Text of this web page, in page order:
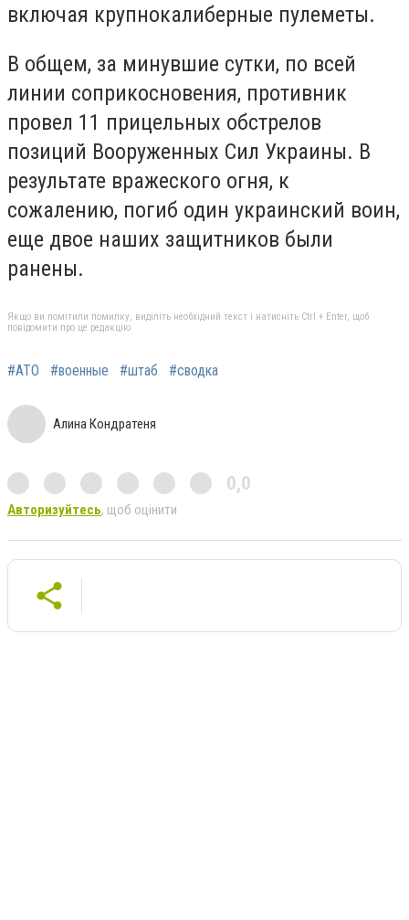
включая крупнокалиберные пулеметы.
В общем, за минувшие сутки, по всей
линии соприкосновения, противник
провел 11 прицельных обстрелов
позиций Вооруженных Сил Украины. В
результате вражеского огня, к
сожалению, погиб один украинский воин,
еще двое наших защитников были
ранены.
Якщо ви помітили помилку, виділіть необхідний текст і натисніть Ctrl + Enter, щоб
повідомити про це редакцію
#АТО #военные #штаб #сводка
Алина Кондратеня
0,0
Авторизуйтесь, щоб оцінити